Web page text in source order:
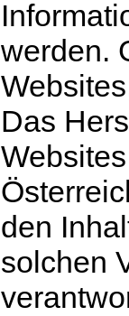
werden.
Das
den
solchen